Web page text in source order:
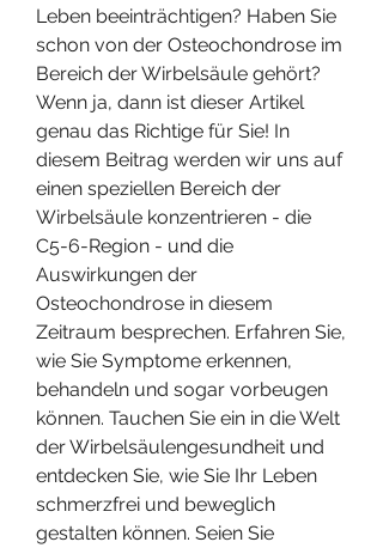
Leben beeinträchtigen? Haben Sie
schon von der Osteochondrose im
Bereich der Wirbelsäule gehört?
Wenn ja, dann ist dieser Artikel
genau das Richtige für Sie! In
diesem Beitrag werden wir uns auf
einen speziellen Bereich der
Wirbelsäule konzentrieren - die
C5-6-Region - und die
Auswirkungen der
Osteochondrose in diesem
Zeitraum besprechen. Erfahren Sie,
wie Sie Symptome erkennen,
behandeln und sogar vorbeugen
können. Tauchen Sie ein in die Welt
der Wirbelsäulengesundheit und
entdecken Sie, wie Sie Ihr Leben
schmerzfrei und beweglich
gestalten können. Seien Sie